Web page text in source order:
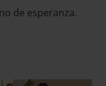
de esperanza.